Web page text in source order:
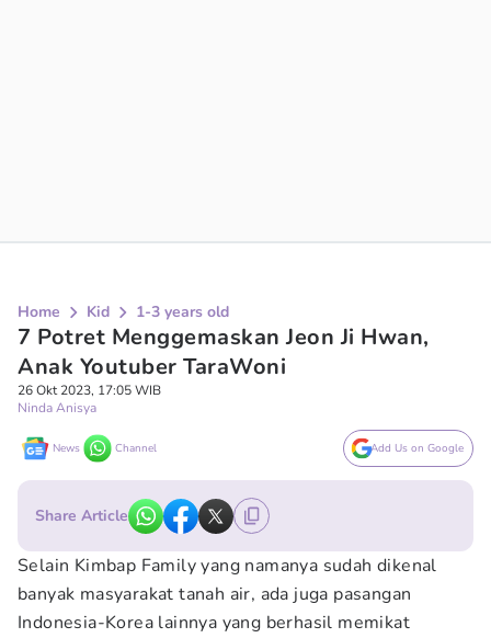
Home Kid 1-3 years old
7 Potret Menggemaskan Jeon Ji Hwan,
Anak Youtuber TaraWoni
26 Okt 2023, 17:05 WIB
Ninda Anisya
News Channel Add Us on Google
Share Article
Selain Kimbap Family yang namanya sudah dikenal
banyak masyarakat tanah air, ada juga pasangan
Indonesia-Korea lainnya yang berhasil memikat